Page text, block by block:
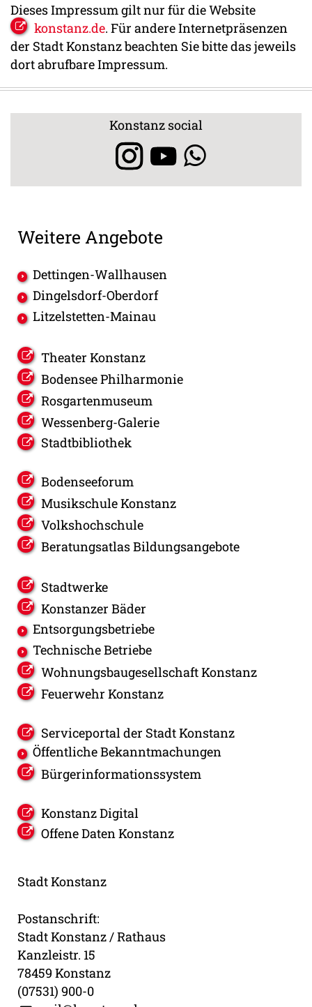
Dieses Impressum gilt nur für die Website
konstanz.de. Für andere Internetpräsenzen
der Stadt Konstanz beachten Sie bitte das jeweils
dort abrufbare Impressum.
Konstanz social
Weitere Angebote
Dettingen-Wallhausen
Dingelsdorf-Oberdorf
Litzelstetten-Mainau
Theater Konstanz
Bodensee Philharmonie
Rosgartenmuseum
Wessenberg-Galerie
Stadtbibliothek
Bodenseeforum
Musikschule Konstanz
Volkshochschule
Beratungsatlas Bildungsangebote
Stadtwerke
Konstanzer Bäder
Entsorgungsbetriebe
Technische Betriebe
Wohnungsbaugesellschaft Konstanz
Feuerwehr Konstanz
Serviceportal der Stadt Konstanz
Öffentliche Bekanntmachungen
Bürgerinformationssystem
Konstanz Digital
Offene Daten Konstanz
Stadt Konstanz
Postanschrift:
Stadt Konstanz / Rathaus
Kanzleistr. 15
78459 Konstanz
(07531) 900-0